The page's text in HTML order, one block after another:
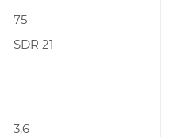
75
SDR 21
3,6